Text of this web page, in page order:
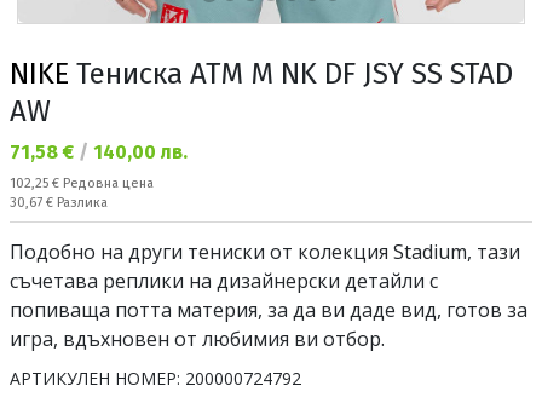
NIKE Тениска ATM M NK DF JSY SS STAD
AW
Текуща цена:
71,58 € / 140,00 лв.
Редовна цена:
102,25 € Редовна цена
Спестявате:
30,67 € Разлика
Подобно на други тениски от колекция Stadium, тази
съчетава реплики на дизайнерски детайли с
попиваща потта материя, за да ви даде вид, готов за
игра, вдъхновен от любимия ви отбор.
АРТИКУЛЕН НОМЕР: 200000724792